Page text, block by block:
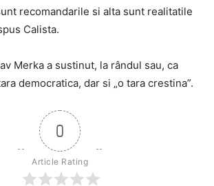
recomandarile si alta sunt realitatile
Calista.
Merka a sustinut, la rândul sau, ca
democratica, dar si „o tara crestina”.
0
Article Rating